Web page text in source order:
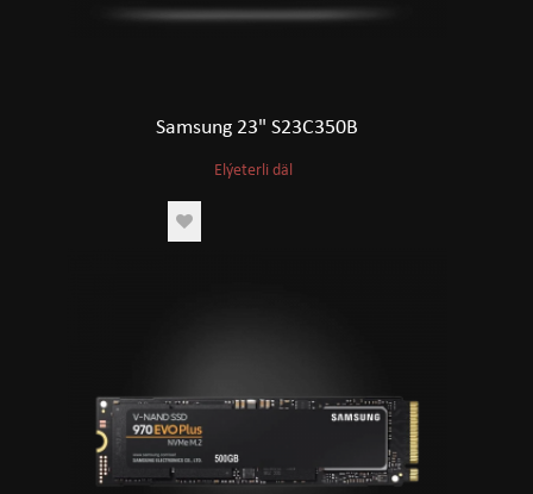
Samsung 23" S23C350B
Elýeterli däl